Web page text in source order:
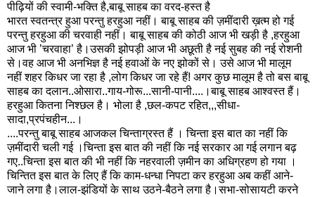
पीढ़ियों की स्वामी-भक्ति है,बाबू साहब का वरद-हस्त है
भारत स्वतन्त्र हुआ परन्तु हरहुआ नहीं। बाबू साहब की ज़मींदारी ख़त्म हो गई
परन्तु हरहुआ की चरवाही नहीं। बाबू साहब की कोठी आज भी खड़ी है ,हरहुआ
आज भी ’चरवाहा’ है।उसकी झोपड़ी आज भी अछूती है नई सुबह की नई रोशनी
से।वह आज भी अनभिज्ञ है नई हवाओं के नए झोकों से। उसे आज भी मालूम
नहीं शहर किधर जा रहा है ,लोग किधर जा रहे हैं! अगर कुछ मालूम है तो बस बाबू
साहब का दलान..ओसारा..गाय-गोरू...सानी-पानी....।बाबू साहब आश्वस्त हैं।
हरहुआ कितना निश्छल है। भोला है ,छल-कपट रहित,,,सीधा-
सादा,प्रपंचहीन...।
....परन्तु बाबू साहब आजकल चिन्ताग्रस्त हैं । चिन्ता इस बात का नहीं कि
ज़मींदारी चली गई ।चिन्ता इस बात की नहीं कि नई सरकार आ गई लगान बढ़
गए..चिन्ता इस बात की भी नहीं कि नहरवाली ज़मीन का अधिग्रहण हो गया ।
चिन्तित इस बात के लिए हैं कि काम-धन्धा निपटा कर हरहुआ अब कहीं आने-
जाने लगा है।लाल-झंडियों के साथ उठने-बैठने लगा है।सभा-सोसायटी करने